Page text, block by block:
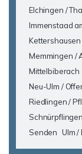
Elchingen /
Immenstaad
Memmingen /
Mittelbiberach
Neu-Ulm /
Riedlingen /
Senden Ulm /